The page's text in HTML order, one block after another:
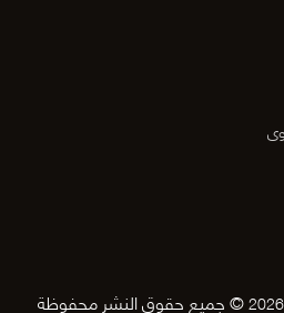
2026© جميع حقوق النشر محفوظة